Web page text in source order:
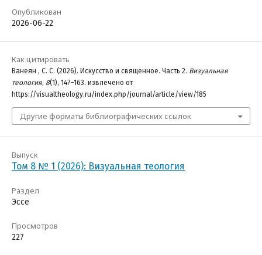
Опубликован
2026-06-22
Как цитировать
Ванеян , С. С. (2026). Искусство и священное. Часть 2. Визуальная
теология, 8(1), 147–163. извлечено от
https://visualtheology.ru/index.php/journal/article/view/185
Другие форматы библиографических ссылок
Выпуск
Том 8 № 1 (2026): Визуальная теология
Раздел
Эссе
Просмотров
227